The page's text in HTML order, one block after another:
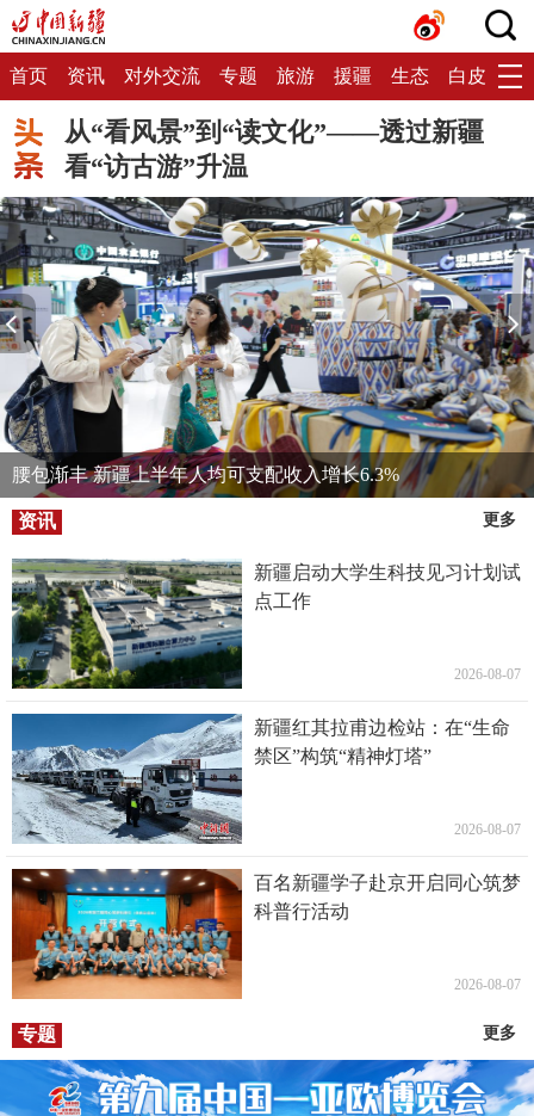
首页 资讯 对外交流 专题 旅游 援疆 生态 白皮书
从“看风景”到“读文化”——透过新疆
看“访古游”升温
腰包渐丰 新疆上半年人均可支配收入增长6.3%
资讯 更多
新疆启动大学生科技见习计划试
点工作
2026-08-07
新疆红其拉甫边检站：在“生命
禁区”构筑“精神灯塔”
2026-08-07
百名新疆学子赴京开启同心筑梦
科普行活动
2026-08-07
专题 更多